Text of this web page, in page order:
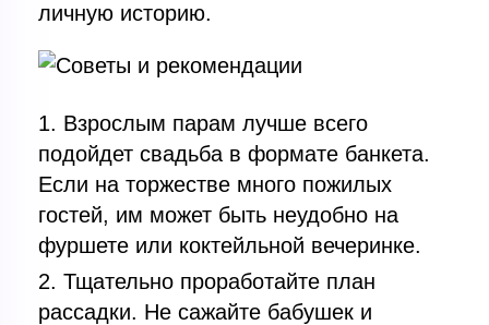
личную историю.
Взрослым парам лучше всего
подойдет свадьба в формате банкета.
Если на торжестве много пожилых
гостей, им может быть неудобно на
фуршете или коктейльной вечеринке.
Тщательно проработайте план
рассадки. Не сажайте бабушек и